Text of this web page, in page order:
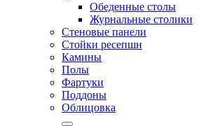
Обеденные столы
Журнальные столики
Стеновые панели
Стойки ресепшн
Камины
Полы
Фартуки
Поддоны
Облицовка